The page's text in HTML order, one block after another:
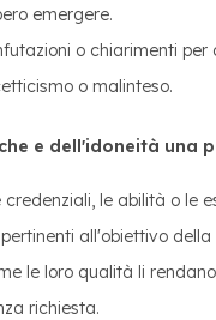
emergere.
o chiarimenti per
o malinteso.
e dell'idoneità una
credenziali, le abilità o le
all'obiettivo della
le loro qualità li
richiesta.